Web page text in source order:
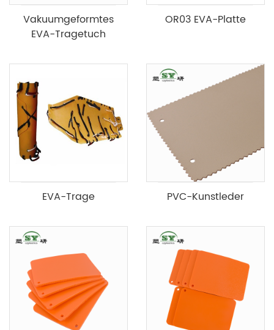
Vakuumgeformtes
EVA-Tragetuch
OR03 EVA-Platte
EVA-Trage PVC-Kunstleder